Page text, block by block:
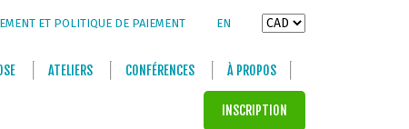
ET POLITIQUE DE PAIEMENT EN
ATELIERS CONFÉRENCES À PROPOS
INSCRIPTION